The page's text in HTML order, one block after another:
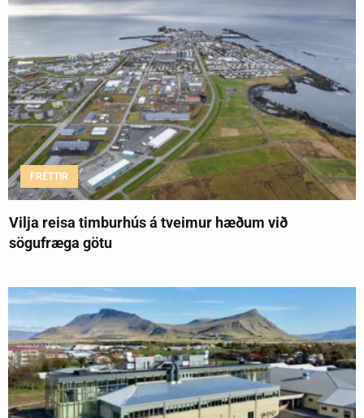
FRÉTTIR
Vilja reisa timburhús á tveimur hæðum við
sögufræga götu